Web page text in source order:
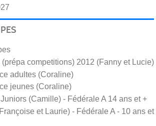
competitions) 2012 (Fanny et Lucie)
adultes (Coraline)
jeunes (Coraline)
(Camille) - Fédérale A 14 ans et +
et Laurie) - Fédérale A - 10 ans et